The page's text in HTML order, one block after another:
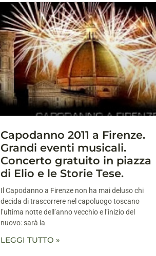
Capodanno 2011 a Firenze.
Grandi eventi musicali.
Concerto gratuito in piazza
di Elio e le Storie Tese.
Il Capodanno a Firenze non ha mai deluso chi
decida di trascorrere nel capoluogo toscano
l’ultima notte dell’anno vecchio e l’inizio del
nuovo: sarà la
LEGGI TUTTO »